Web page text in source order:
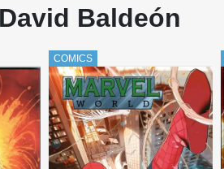
Baldeón
COMICS